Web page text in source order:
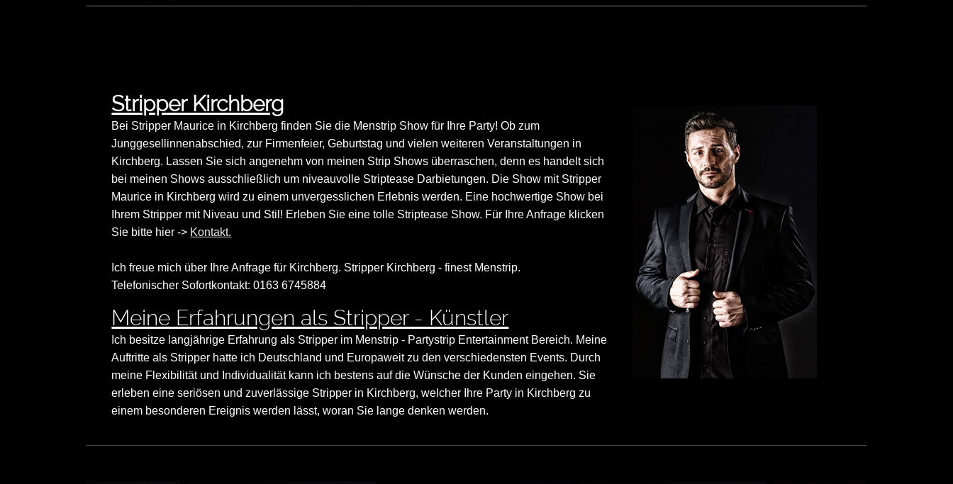
Stripper Kirchberg
Bei Stripper Maurice in Kirchberg finden Sie die Menstrip Show für Ihre Party! Ob zum
Junggesellinnenabschied, zur Firmenfeier, Geburtstag und vielen weiteren Veranstaltungen in
Kirchberg. Lassen Sie sich angenehm von meinen Strip Shows überraschen, denn es handelt sich
bei meinen Shows ausschließlich um niveauvolle Striptease Darbietungen. Die Show mit Stripper
Maurice in Kirchberg wird zu einem unvergesslichen Erlebnis werden. Eine hochwertige Show bei
Ihrem Stripper mit Niveau und Stil! Erleben Sie eine tolle Striptease Show. Für Ihre Anfrage klicken
Sie bitte hier -> Kontakt.
Ich freue mich über Ihre Anfrage für Kirchberg. Stripper Kirchberg - finest Menstrip.
Telefonischer Sofortkontakt: 0163 6745884
Meine Erfahrungen als Stripper - Künstler
Ich besitze langjährige Erfahrung als Stripper im Menstrip - Partystrip Entertainment Bereich. Meine
Auftritte als Stripper hatte ich Deutschland und Europaweit zu den verschiedensten Events. Durch
meine Flexibilität und Individualität kann ich bestens auf die Wünsche der Kunden eingehen. Sie
erleben eine seriösen und zuverlässige Stripper in Kirchberg, welcher Ihre Party in Kirchberg zu
einem besonderen Ereignis werden lässt, woran Sie lange denken werden.